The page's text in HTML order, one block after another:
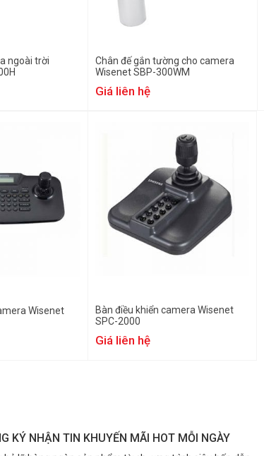
ngoài trời
Chân đế gắn tường cho camera
Wisenet SBP-300WM
Giá liên hệ
Wisenet
Bàn điều khiển camera Wisenet
SPC-2000
Giá liên hệ
KÝ NHẬN TIN KHUYẾN MÃI HOT MỖI NGÀY